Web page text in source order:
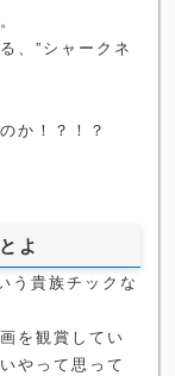
、”シャークネ
か！？！？
よ
う貴族チックな
を観賞してい
やって思って